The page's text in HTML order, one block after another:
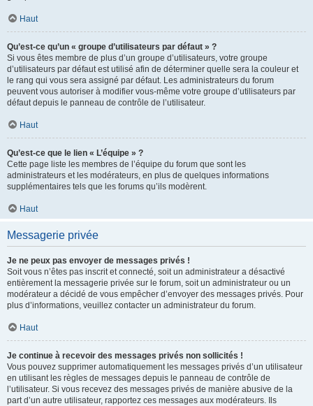
Haut
Qu’est-ce qu’un « groupe d’utilisateurs par défaut » ?
Si vous êtes membre de plus d’un groupe d’utilisateurs, votre groupe
d’utilisateurs par défaut est utilisé afin de déterminer quelle sera la couleur et
le rang qui vous sera assigné par défaut. Les administrateurs du forum
peuvent vous autoriser à modifier vous-même votre groupe d’utilisateurs par
défaut depuis le panneau de contrôle de l’utilisateur.
Haut
Qu’est-ce que le lien « L’équipe » ?
Cette page liste les membres de l’équipe du forum que sont les
administrateurs et les modérateurs, en plus de quelques informations
supplémentaires tels que les forums qu’ils modèrent.
Haut
Messagerie privée
Je ne peux pas envoyer de messages privés !
Soit vous n’êtes pas inscrit et connecté, soit un administrateur a désactivé
entièrement la messagerie privée sur le forum, soit un administrateur ou un
modérateur a décidé de vous empêcher d’envoyer des messages privés. Pour
plus d’informations, veuillez contacter un administrateur du forum.
Haut
Je continue à recevoir des messages privés non sollicités !
Vous pouvez supprimer automatiquement les messages privés d’un utilisateur
en utilisant les règles de messages depuis le panneau de contrôle de
l’utilisateur. Si vous recevez des messages privés de manière abusive de la
part d’un autre utilisateur, rapportez ces messages aux modérateurs. Ils